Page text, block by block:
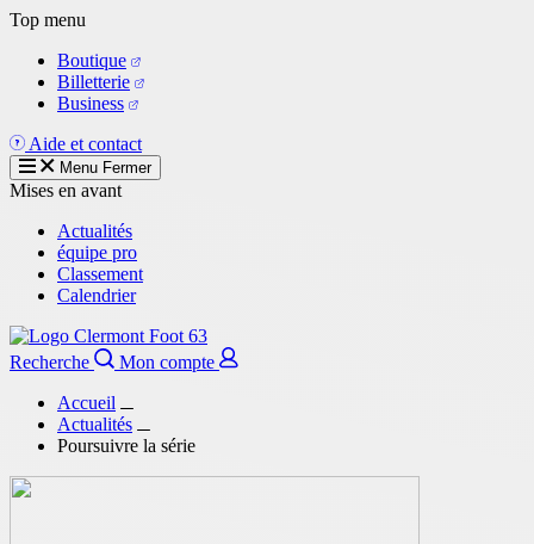
Aller
contenu
principal
Top menu
Boutique
Billetterie
Business
Aide et contact
Menu Fermer
Mises en avant
Actualités
équipe pro
Classement
Calendrier
Recherche
Mon compte
Accueil
Actualités
Poursuivre la série